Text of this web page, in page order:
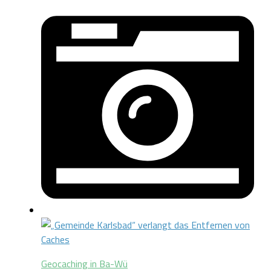
Geocaching in Ba-Wü